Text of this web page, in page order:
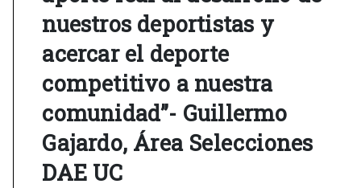
nuestros deportistas y
acercar el deporte
competitivo a nuestra
comunidad”- Guillermo
Gajardo, Área Selecciones
DAE UC